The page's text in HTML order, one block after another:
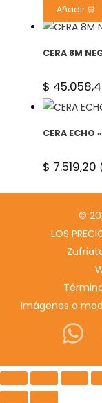
Añadir 🛒
CERA 8M
$
CERA ECHO
$ 7.519,20
©
LOS
Imágenes a